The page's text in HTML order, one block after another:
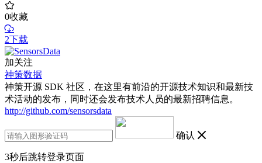
0收藏
2下载
加关注
神策数据
神策开源 SDK 社区，在这里有前沿的开源技术知识和最新技
术活动的发布，同时还会发布技术人员的最新招聘信息。
http://github.com/sensorsdata
确认
3秒后跳转登录页面